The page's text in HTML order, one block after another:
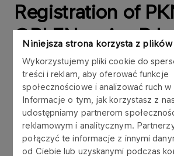
Niniejsza strona korzysta z
Wykorzystujemy pliki cookie do
treści i reklam, aby oferować funkcje
społecznościowe i analizować ruch
Informacje o tym, jak korzystasz z
udostępniamy partnerom
reklamowym i analitycznym.
połączyć te informacje z innymi
od Ciebie lub uzyskanymi podczas
Registration of
ORLEN series B
KDPW
Polski Koncern Naftowy ORLEN
("PKN ORLEN") hereby informs
2013 the Management Board of